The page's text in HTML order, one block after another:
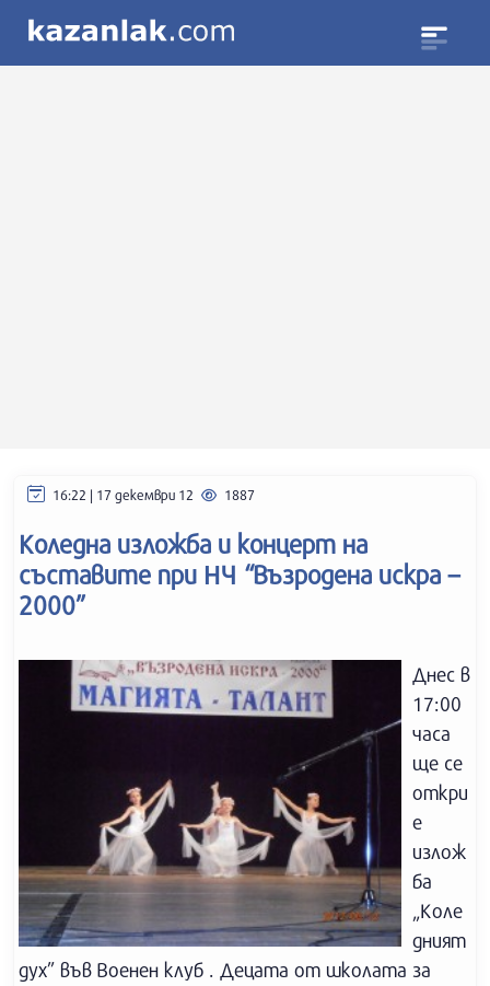
16:22 | 17 декември 12 1887
Коледна изложба и концерт на
съставите при НЧ “Възродена искра –
2000”
Днес в
17:00
часа
ще се
откри
е
излож
ба
„Коле
дният
дух” във Военен клуб . Децата от школата за